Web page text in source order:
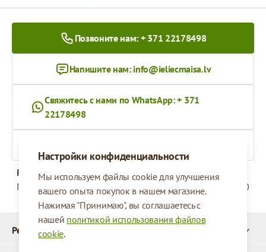
Настройки конфиденциальности
Мы используем файлы cookie для улучшения
вашего опыта покупок в нашем магазине.
Нажимая "Принимаю", вы соглашаетесь с
нашей политикой использования файлов
cookie.
Реквизиты
Позвоните нам: + 371 22178498
Напишите нам: info@ieliecmaisa.lv
Свяжитесь с нами по WhatsApp: + 371
22178498
Рабочее время
Понедельник - Пятница
09:00 - 17:00